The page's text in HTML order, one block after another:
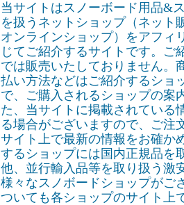
当サイトはスノーボード用品&
を扱うネットショップ（ネット
オンラインショップ）をアフィ
じてご紹介するサイトです。ご
では販売いたしておりません。
払い方法などはご紹介するショ
で、ご購入されるショップの案
た、当サイトに掲載されている
る場合がございますので、ご注
サイト上で最新の情報をお確か
するショップには国内正規品を
他、並行輸入品等を取り扱う激
様々なスノボードショップがご
ついても各ショップのサイト上